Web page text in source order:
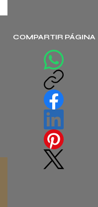
COMPARTIR PÁGINA